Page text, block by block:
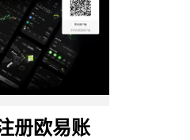
册欧易账